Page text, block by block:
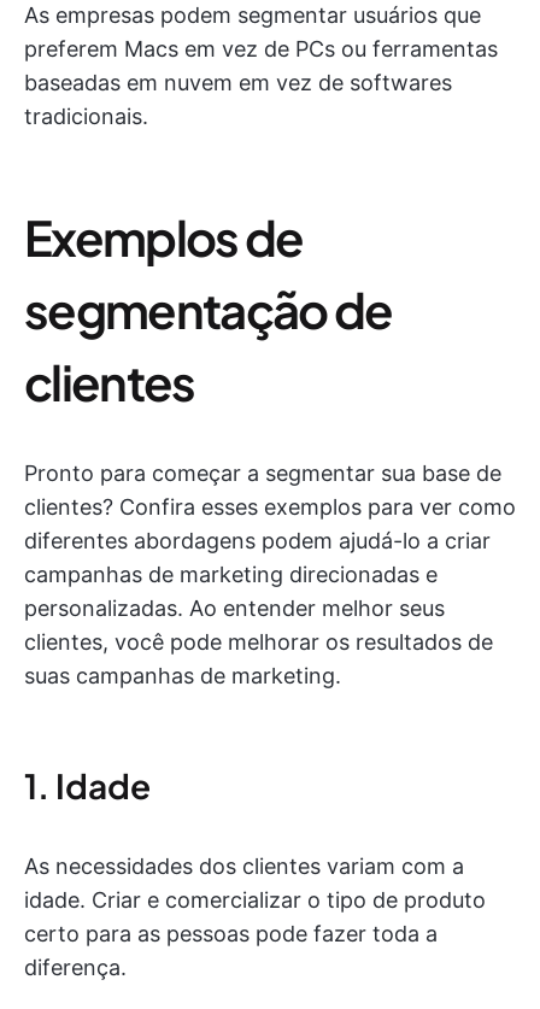
As empresas podem segmentar usuários que
preferem Macs em vez de PCs ou ferramentas
baseadas em nuvem em vez de softwares
tradicionais.
Exemplos de
segmentação de
clientes
Pronto para começar a segmentar sua base de
clientes? Confira esses exemplos para ver como
diferentes abordagens podem ajudá-lo a criar
campanhas de marketing direcionadas e
personalizadas. Ao entender melhor seus
clientes, você pode melhorar os resultados de
suas campanhas de marketing.
1. Idade
As necessidades dos clientes variam com a
idade. Criar e comercializar o tipo de produto
certo para as pessoas pode fazer toda a
diferença.